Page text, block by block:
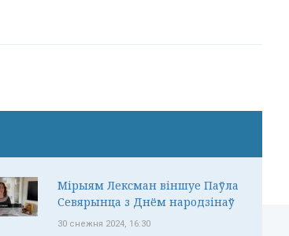
Мірыям Лексман віншуе Паўла
Севярынца з Днём народзінаў
30 снежня 2024, 16:30